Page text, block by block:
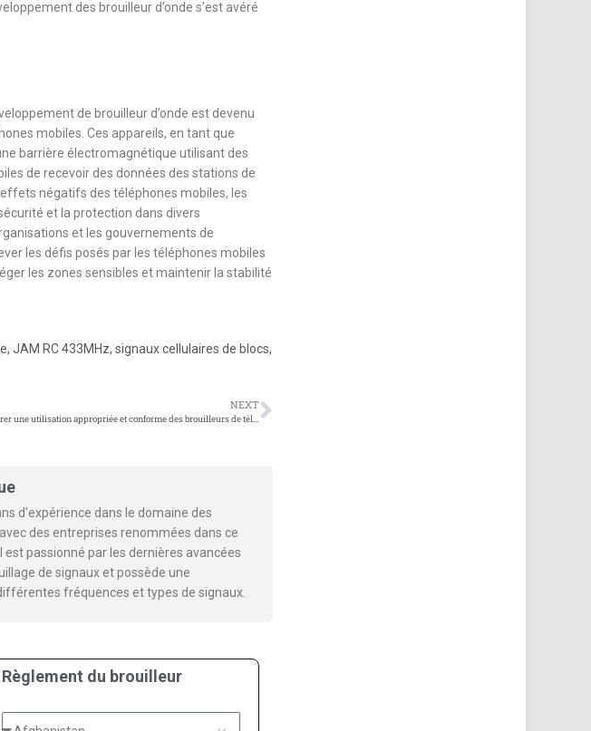
des brouilleur d’onde s’est avéré
de brouilleur d’onde est devenu
mobiles. Ces appareils, en tant que
barrière électromagnétique utilisant des
de recevoir des données des stations de
négatifs des téléphones mobiles, les
et la protection dans divers
et les gouvernements de
les défis posés par les téléphones mobiles
les zones sensibles et maintenir la stabilité
, JAM RC 433MHz, signaux cellulaires de blocs,
NEXT
Assurer une utilisation appropriée et conforme des brouilleurs de téléphone portable
d'expérience dans le domaine des
des entreprises renommées dans ce
est passionné par les dernières avancées
de signaux et possède une
fréquences et types de signaux.
Règlement du brouilleur